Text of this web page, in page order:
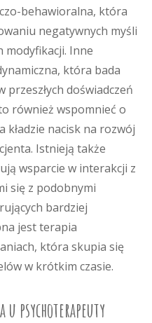
behawioralna, która
negatywnych myśli
modyfikacji. Inne
która bada
przeszłych doświadczeń
również wspomnieć o
nacisk na rozwój
Istnieją także
wsparcie w interakcji z
się z podobnymi
bardziej
jest terapia
która skupia się
w krótkim czasie.
u psychoterapeuty